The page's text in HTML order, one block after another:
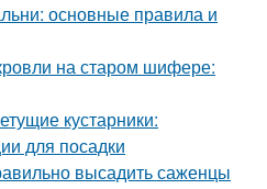
основные правила и
на старом шифере:
кустарники:
для посадки
высадить саженцы